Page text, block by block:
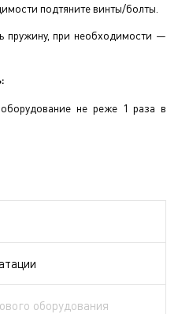
подтяните винты/болты.
пружину, при необходимости —
не реже 1 раза в
оборудования